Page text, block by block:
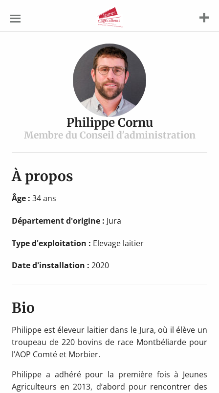
Agriculteurs
Philippe Cornu
Membre du Conseil d'administration
À propos
Âge : 34 ans
Département d'origine : Jura
Type d'exploitation : Elevage laitier
Date d'installation : 2020
Bio
Philippe est éleveur laitier dans le Jura, où il élève un
troupeau de 220 bovins de race Montbéliarde pour
l’AOP Comté et Morbier.
Philippe a adhéré pour la première fois à Jeunes
Agriculteurs en 2013, d’abord pour rencontrer des